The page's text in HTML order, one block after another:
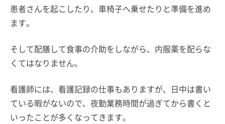
患者さんを起こしたり、車椅子へ乗せたりと準備を進め
ます。
そして配膳して食事の介助をしながら、内服薬を配らな
くてはなりません。
看護師には、看護記録の仕事もありますが、日中は書い
ている暇がないので、夜勤業務時間が過ぎてから書くと
いったことが多くなってきます。